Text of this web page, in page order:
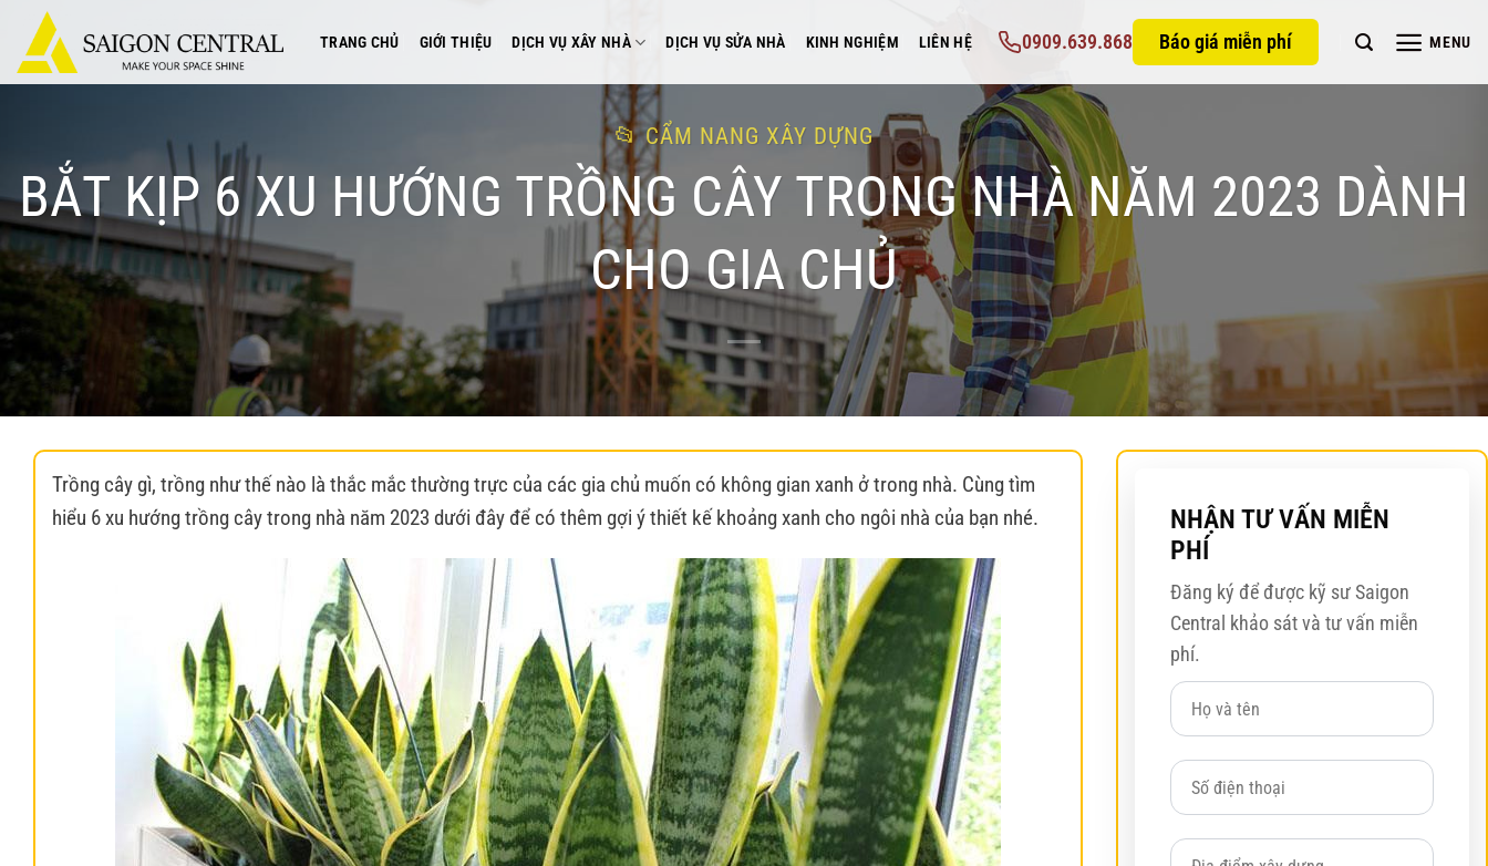
nội
TRANG CHỦ GIỚI THIỆU DỊCH VỤ XÂY NHÀ DỊCH VỤ SỬA NHÀ KINH NGHIỆM LIÊN HỆ 0909.639.868 Báo giá miễn phí MENU
CẨM NANG XÂY DỰNG
BẮT KỊP 6 XU HƯỚNG TRỒNG CÂY TRONG NHÀ NĂM 2023 DÀNH
CHO GIA CHỦ
Trồng cây gì, trồng như thế nào là thắc mắc thường trực của các gia chủ muốn có không gian xanh ở trong nhà. Cùng tìm
hiểu 6 xu hướng trồng cây trong nhà năm 2023 dưới đây để có thêm gợi ý thiết kế khoảng xanh cho ngôi nhà của bạn nhé.
NHẬN TƯ VẤN MIỄN
PHÍ
Đăng ký để được kỹ sư Saigon
Central khảo sát và tư vấn miễn
phí.